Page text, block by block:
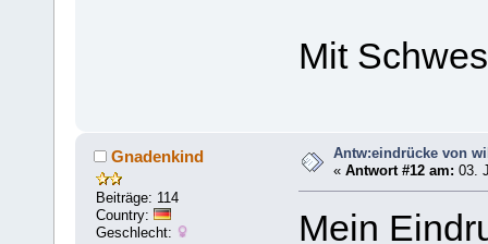
Mit
Gnadenkind
Beiträge: 114
Country:
Geschlecht:
Antw:eindrücke von
«Antwort #12 am: 03.
Mein